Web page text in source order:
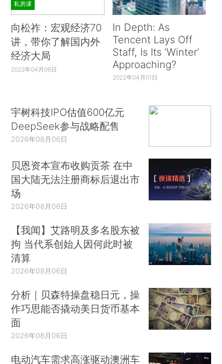
私房课
向松祚：宏观经济70
讲，带你了解国内外
经济大局
2022年04月06日
In Depth: As
Tencent Lays Off
Staff, Is Its ‘Winter’
Approaching?
2022年04月01日
宇树科技IPO估值600亿元
DeepSeek参与战略配售
2026年08月06日
贝恩资本宣布收购贡茶 在中
国大陆无法注册商标后退出市
场
2026年08月06日
【我闻】艾路明及多名股东被
拘 当代系创始人因何此时被
清算
2026年08月06日
分析｜贝森特操盘稳日元，操
作巧思能否撬动美日货币基本
面
2026年08月06日
电动汽车需求高涨驱动澳洲车